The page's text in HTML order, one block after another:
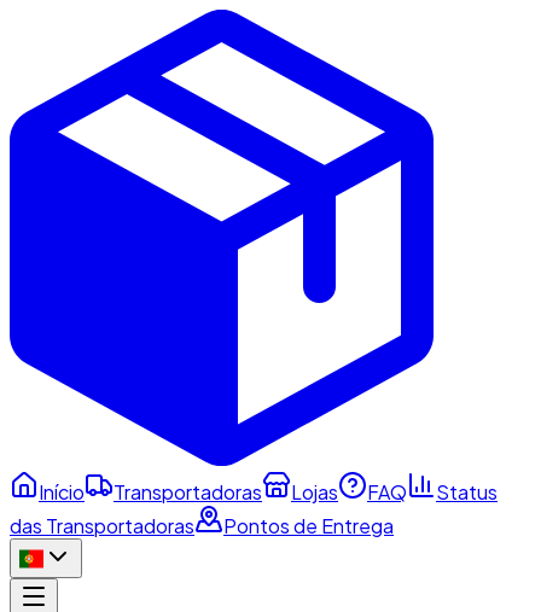
Início Transportadoras Lojas FAQ
Status
das Transportadoras
Pontos de Entrega